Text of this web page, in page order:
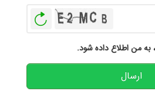
به من اطلاع داده شود.
ارسال